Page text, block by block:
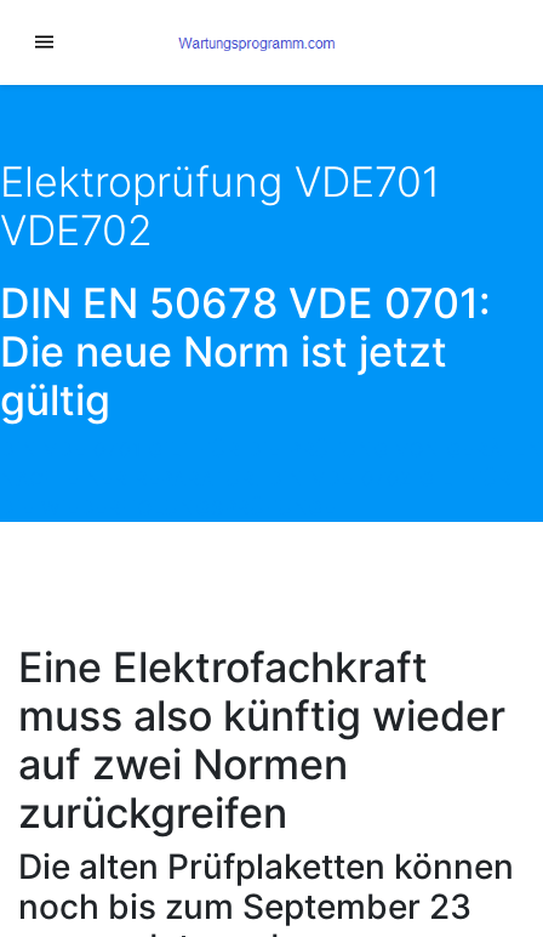
Elektroprüfung VDE701
VDE702
DIN EN 50678 VDE 0701:
Die neue Norm ist jetzt
gültig
Eine Elektrofachkraft
muss also künftig wieder
auf zwei Normen
zurückgreifen
Die alten Prüfplaketten können
noch bis zum September 23